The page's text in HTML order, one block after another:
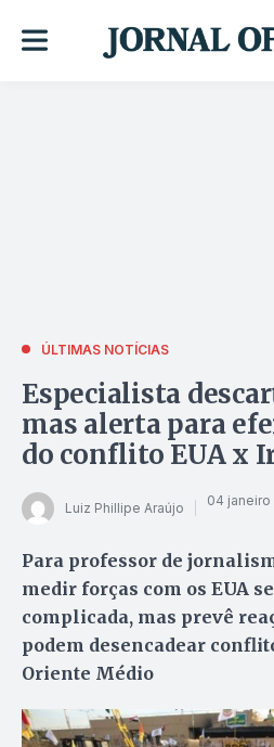
ÚLTIMAS NOTÍCIAS
Especialista
mas alerta para
do conflito EUA x
Luiz Phillipe Araújo 04
Para professor de
medir forças com os EUA
complicada, mas prevê
podem desencadear
Oriente Médio